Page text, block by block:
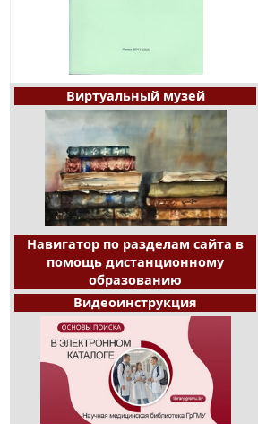
Виртуальный музей
Навигатор по разделам сайта в
помощь дистанционному
образованию
Видеоинструкция